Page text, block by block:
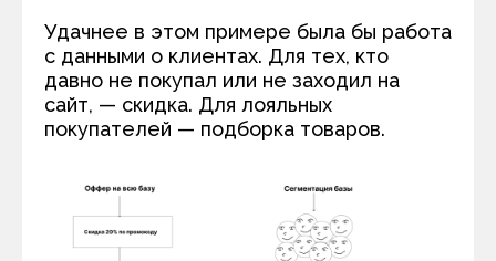
Удачнее в этом примере была бы работа
с данными о клиентах. Для тех, кто
давно не покупал или не заходил на
сайт, — скидка. Для лояльных
покупателей — подборка товаров.